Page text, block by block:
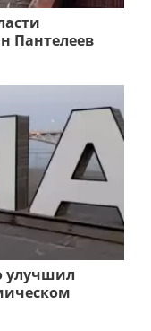
Пантелеев
улучшил